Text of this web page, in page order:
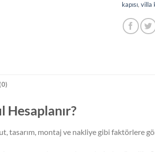
kapısı, villa
Hesaplanır?
tasarım, montaj ve nakliye gibi faktörlere